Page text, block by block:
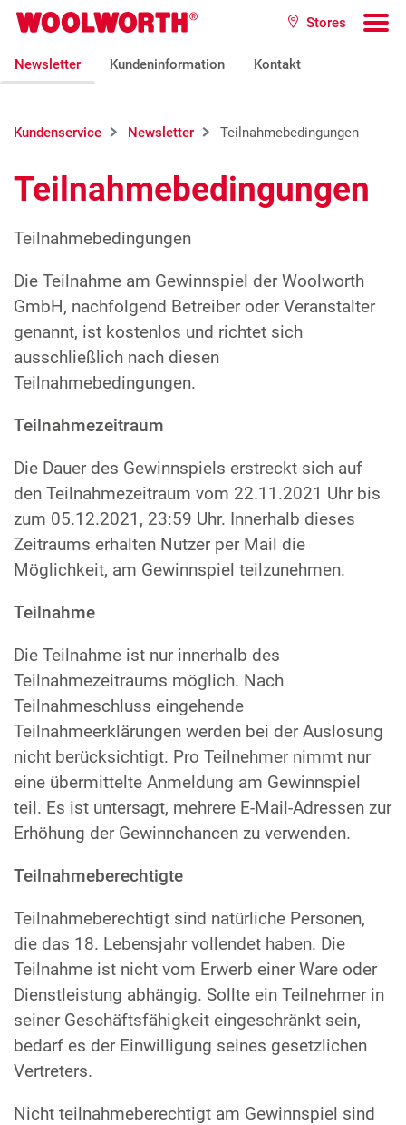
Zum Hauptinhalt
Woolworth GmbH Stores
Newsletter Kundeninformation Kontakt
Kundenservice Newsletter Teilnahmebedingungen
Teilnahmebedingungen
Teilnahmebedingungen
Die Teilnahme am Gewinnspiel der Woolworth
GmbH, nachfolgend Betreiber oder Veranstalter
genannt, ist kostenlos und richtet sich
ausschließlich nach diesen
Teilnahmebedingungen.
Teilnahmezeitraum
Die Dauer des Gewinnspiels erstreckt sich auf
den Teilnahmezeitraum vom 22.11.2021 Uhr bis
zum 05.12.2021, 23:59 Uhr. Innerhalb dieses
Zeitraums erhalten Nutzer per Mail die
Möglichkeit, am Gewinnspiel teilzunehmen.
Teilnahme
Die Teilnahme ist nur innerhalb des
Teilnahmezeitraums möglich. Nach
Teilnahmeschluss eingehende
Teilnahmeerklärungen werden bei der Auslosung
nicht berücksichtigt. Pro Teilnehmer nimmt nur
eine übermittelte Anmeldung am Gewinnspiel
teil. Es ist untersagt, mehrere E-Mail-Adressen zur
Erhöhung der Gewinnchancen zu verwenden.
Teilnahmeberechtigte
Teilnahmeberechtigt sind natürliche Personen,
die das 18. Lebensjahr vollendet haben. Die
Teilnahme ist nicht vom Erwerb einer Ware oder
Dienstleistung abhängig. Sollte ein Teilnehmer in
seiner Geschäftsfähigkeit eingeschränkt sein,
bedarf es der Einwilligung seines gesetzlichen
Vertreters.
Nicht teilnahmeberechtigt am Gewinnspiel sind